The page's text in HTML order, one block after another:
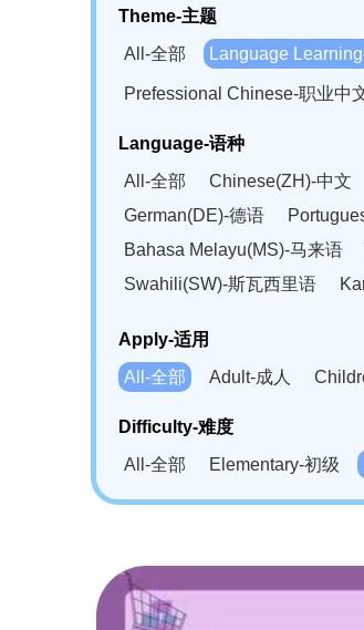
Theme-主题
All-全部
Language
Prefessional Chinese-职业中
Language-语种
All-全部
Chinese(ZH)-中文
German(DE)-德语
Bahasa Melayu(MS)-马来语
Swahili(SW)-斯瓦西里语
Apply-适用
All-全部
Adult-成人
Difficulty-难度
All-全部
Elementary-初级